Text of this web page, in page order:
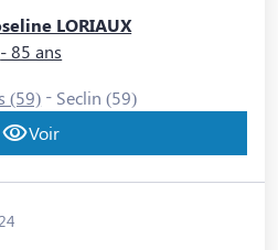
LORIAUX
- 85 ans
(59) - Seclin (59)
Voir